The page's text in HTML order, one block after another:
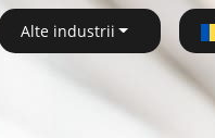
Alte industrii